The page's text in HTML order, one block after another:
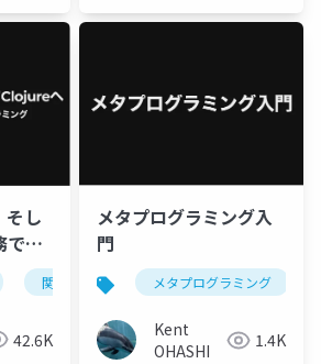
し
で活
ミ関数型プログラミング java
42.6K
メタプログラミング入
門
メタプログラミング
Kent
OHASHI
1.4K